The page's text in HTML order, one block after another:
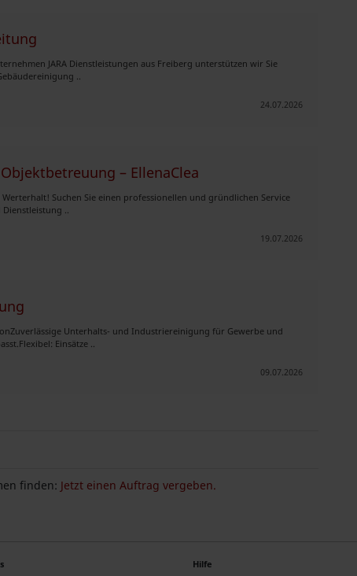
JARA Dienstleistungen aus Freiberg unterstützen wir Sie
..
24.07.2026
– EllenaClea
Suchen Sie einen professionellen und gründlichen Service
..
19.07.2026
Unterhalts- und Industriereinigung für Gewerbe und
Einsätze ..
09.07.2026
finden: Jetzt einen Auftrag vergeben.
Hilfe